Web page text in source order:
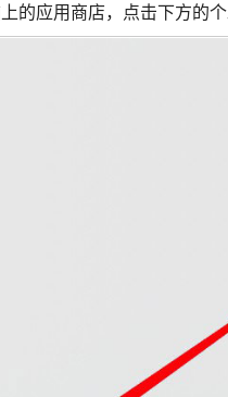
的应用商店，点击下方的个